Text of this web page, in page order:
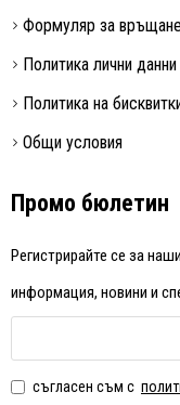
Формуляр за връщане
Политика лични данни
Политика на
Общи условия
Промо бюлетин
Регистрирайте се за
информация, новини и
съгласен съм с